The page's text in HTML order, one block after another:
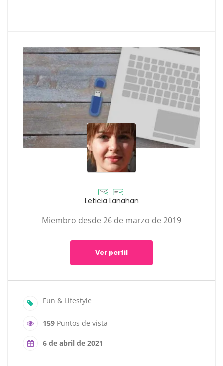
Leticia Lanahan
Miembro desde 26 de marzo de 2019
Ver perfil
Fun & Lifestyle
159 Puntos de vista
6 de abril de 2021